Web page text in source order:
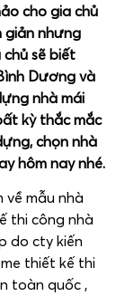
cho gia chủ
giản nhưng
sẽ biết
Dương và
nhà mái
kỳ thắc mắc
chọn nhà
hôm nay nhé.
về mẫu nhà
thi công nhà
do cty kiến
thiết kế thi
toàn quốc ,